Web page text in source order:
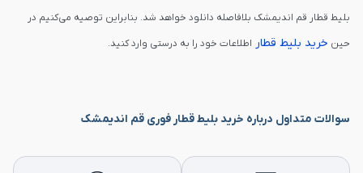
بلیط قطار قم اندیمشک بلافاصله دانلود خواهد شد. بنابراین توصیه می‌کنیم در
حین خرید بلیط قطار اطلاعات خود را به درستی وارد کنید.
سوالات متداول درباره خرید بلیط قطار فوری قم اندیمشک